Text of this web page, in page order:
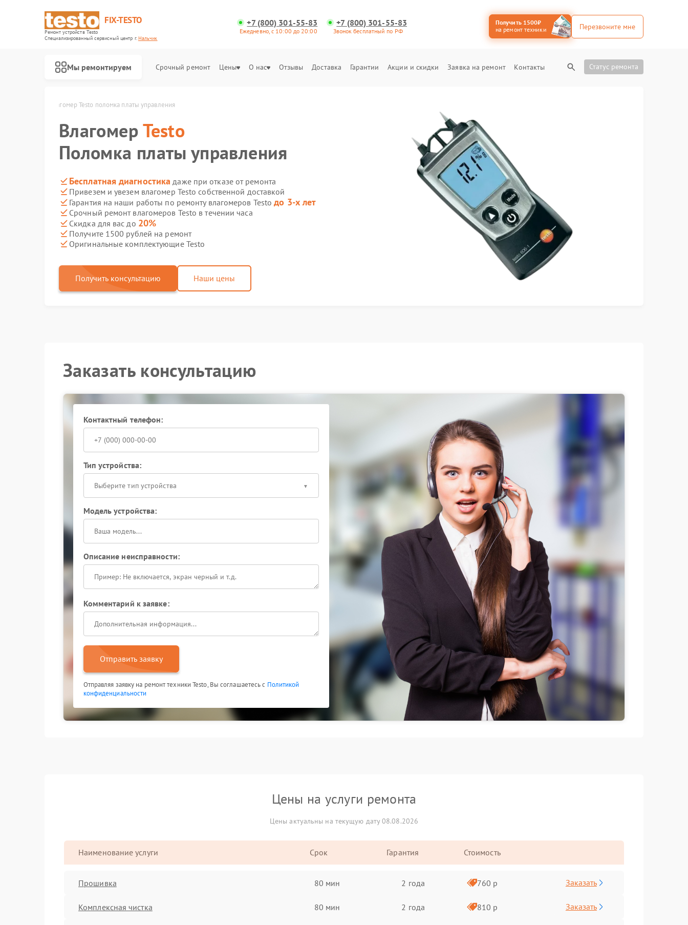
FIX-TESTO
Ремонт устройств Testo
Специализированный cервисный центр г.Нальчик
+7 (800) 301-55-83
Ежедневно, с 10:00 до 20:00
+7 (800) 301-55-83
Звонок бесплатный по РФ
Получить 1500₽
на ремонт техники
Перезвоните мне
Мы ремонтируем Срочный ремонт Цены О нас Отзывы Доставка Гарантии Акции и скидки Заявка на ремонт Контакты Статус ремонта
Влагомер Testo поломка платы управления
ВлагомерTesto
Поломка платы управления
Бесплатная диагностика даже при отказе от ремонта
Привезем и увезем влагомер Testo собственной доставкой
Гарантия на наши работы по ремонту влагомеров Testoдо 3-х лет
Срочный ремонт влагомеров Testo в течении часа
Скидка для вас до 20%
Получите 1500 рублей на ремонт
Оригинальные комплектующие Testo
Получить консультацию Наши цены
Заказать консультацию
Контактный телефон:
Тип устройства:
Выберите тип устройства
Модель устройства:
Описание неисправности:
Комментарий к заявке:
Отправить заявку
Отправляя заявку на ремонт техники Testo, Вы соглашаетесь с Политикой
конфиденциальности
Цены на услуги ремонта
Цены актуальны на текущую дату 08.08.2026
Наименование услуги Срок Гарантия Стоимость
Прошивка 80 мин 2 года 760 р Заказать
Комплексная чистка 80 мин 2 года 810 р Заказать